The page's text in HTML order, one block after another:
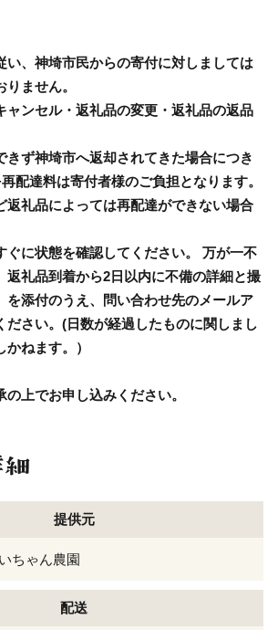
、神埼市民からの寄付に対しましては
ません。
ンセル・返礼品の変更・返礼品の返品
ず神埼市へ返却されてきた場合につき
配達料は寄付者様のご負担となります。
返礼品によっては再配達ができない場合
に状態を確認してください。 万が一不
返礼品到着から2日以内に不備の詳細と撮
を添付のうえ、問い合わせ先のメールア
ださい。(日数が経過したものに関しまし
ねます。）
の上でお申し込みください。
提供元
ちゃん農園
配送